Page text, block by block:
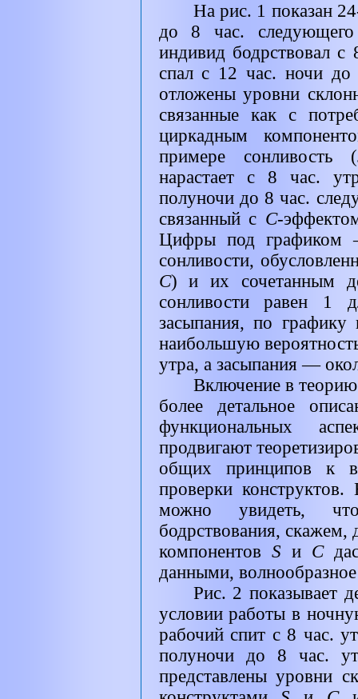
На рис. 1 показан
до 8 час. следующего
индивид бодрствовал
спал с 12 час. ночи
отложены уровни
связанные как с
циркадным
примере сонливость (
нарастает с 8 час.
полуночи до 8 час.
связанный с С-
Цифры под графиком
сонливости,
С) и их сочетанным
сонливости равен 1
засыпания, по
наибольшую
утра, а засыпания —
Включение в
более детальное
функциональных
продвигают
общих принципов к
проверки
можно увидеть,
бодрствования, скажем,
компонентов S и С
данными,
Рис. 2 показывает
условии работы в
рабочий спит с 8 час.
полуночи до 8 час.
представлены уровни